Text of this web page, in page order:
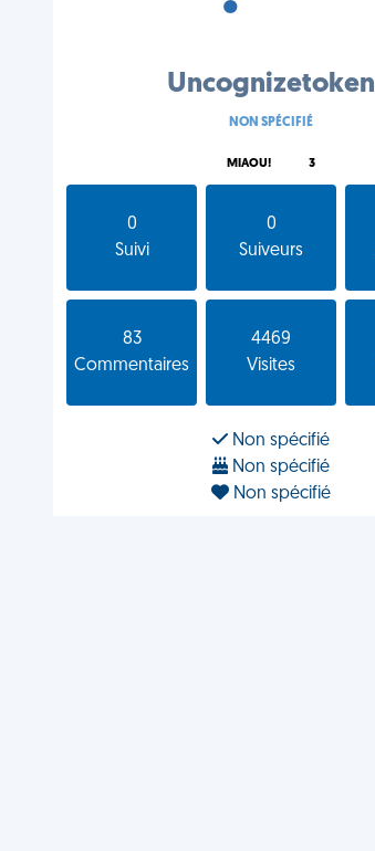
•
Uncognizetoken
NON SPÉCIFIÉ
MIAOU! 3
0
Suivi
0
Suiveurs
83
Commentaires
4469
Visites
Non spécifié
Non spécifié
Non spécifié